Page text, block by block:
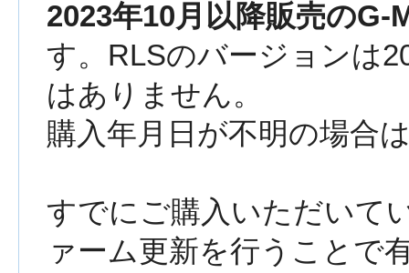
2023年10月以降販売の
す。RLSのバージョンは
はありません。
購入年月日が不明の場合
すでにご購入いただいて
ァーム更新を行うこと